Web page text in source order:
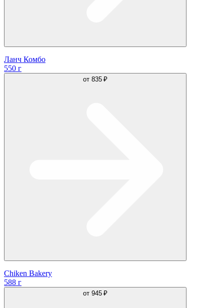
Ланч Комбо
550 г
от 835 ₽
Chiken Bakery
588 г
от 945 ₽